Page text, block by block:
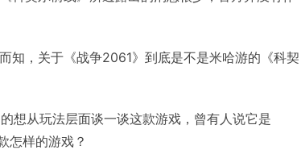
知，关于《战争2061》到底是不是米哈游的《科契
想从玩法层面谈一谈这款游戏，曾有人说它是
怎样的游戏？